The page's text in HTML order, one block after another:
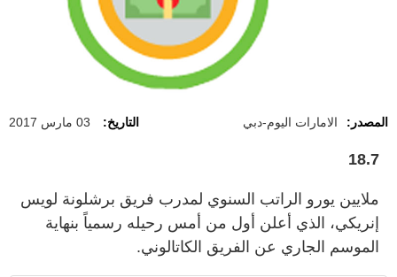
المصدر: الامارات اليوم-دبي التاريخ: 03 مارس 2017
18.7
ملايين يورو الراتب السنوي لمدرب فريق برشلونة لويس
إنريكي، الذي أعلن أول من أمس رحيله رسمياً بنهاية
الموسم الجاري عن الفريق الكاتالوني.